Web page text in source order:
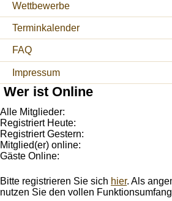
Wettbewerbe
Terminkalender
FAQ
Impressum
Wer ist Online
Alle Mitglieder:
Registriert Heute:
Registriert Gestern:
Mitglied(er) online:
Gäste Online:
Bitte registrieren Sie sich hier. Als
nutzen Sie den vollen